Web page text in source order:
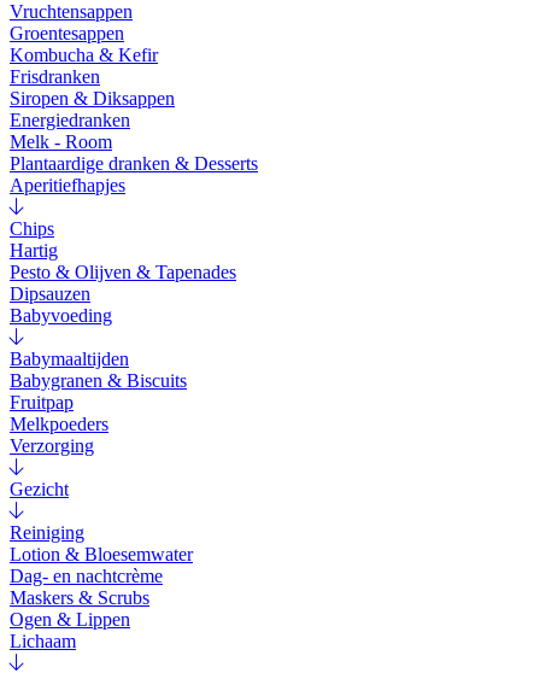
Vruchtensappen
Groentesappen
Kombucha & Kefir
Frisdranken
Siropen & Diksappen
Energiedranken
Melk - Room
Plantaardige dranken & Desserts
Aperitiefhapjes
Chips
Hartig
Pesto & Olijven & Tapenades
Dipsauzen
Babyvoeding
Babymaaltijden
Babygranen & Biscuits
Fruitpap
Melkpoeders
Verzorging
Gezicht
Reiniging
Lotion & Bloesemwater
Dag- en nachtcrème
Maskers & Scrubs
Ogen & Lippen
Lichaam